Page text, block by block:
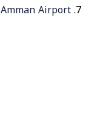
Amman Airport